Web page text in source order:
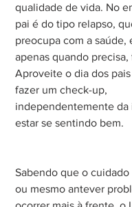
qualidade de vida. No
pai é do tipo relapso,
preocupa com a saúde,
apenas quando
Aproveite o dia dos
fazer um check-up,
independentemente da
estar se sentindo bem.
Sabendo que o
ou mesmo antever